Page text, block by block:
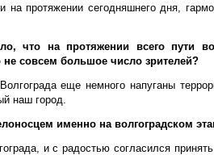
на протяжении сегодняшнего дня,
что на протяжении всего пути
совсем большое число зрителей?
еще немного напуганы
наш город.
именно на волгоградском
и с радостью согласился